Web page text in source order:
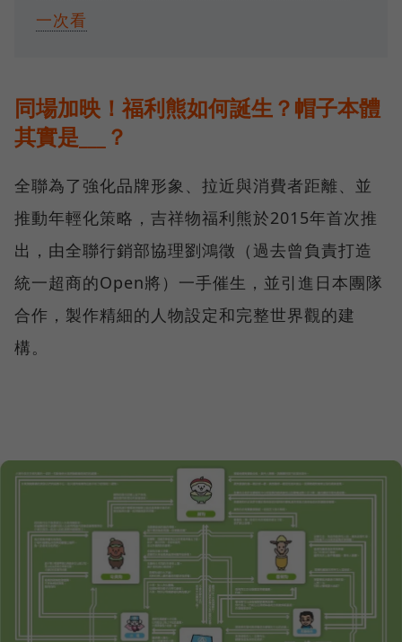
一次看
同場加映！福利熊如何誕生？帽子本體
其實是___？
全聯為了強化品牌形象、拉近與消費者距離、並
推動年輕化策略，吉祥物福利熊於2015年首次推
出，由全聯行銷部協理劉鴻徵（過去曾負責打造
統一超商的Open將）一手催生，並引進日本團隊
合作，製作精細的人物設定和完整世界觀的建
構。